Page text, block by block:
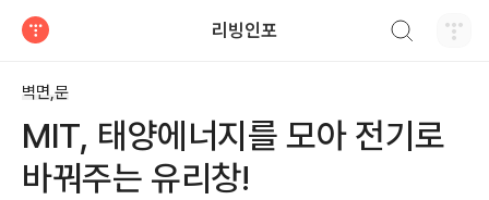
리빙인포
벽면,문
MIT, 태양에너지를 모아 전기로
바꿔주는 유리창!